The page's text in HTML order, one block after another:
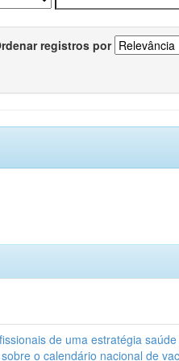
registros por
de uma estratégia
o calendário nacional de